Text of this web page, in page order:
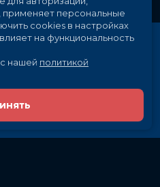
применяет персональные
cookies в настройках
на функциональность
нашей политикой